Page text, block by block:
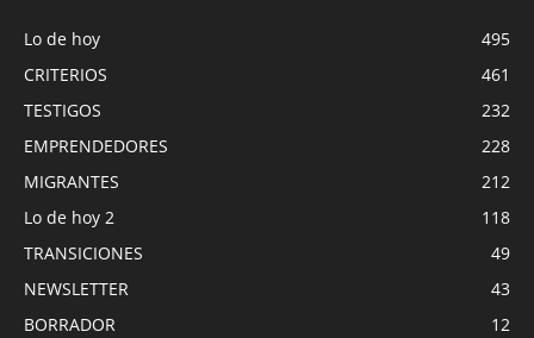
Lo de hoy
495
CRITERIOS
461
TESTIGOS
232
EMPRENDEDORES
228
MIGRANTES
212
Lo de hoy 2
118
TRANSICIONES
49
NEWSLETTER
43
BORRADOR
12